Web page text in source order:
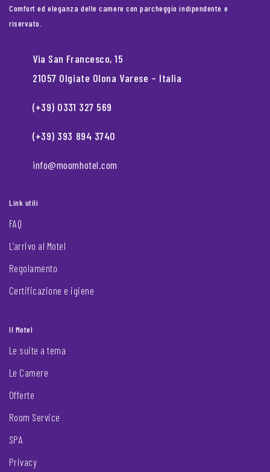
Comfort ed eleganza delle camere con parcheggio indipendente e
riservato.
Via San Francesco, 15
21057 Olgiate Olona Varese – Italia
(+39) 0331 327 569
(+39) 393 894 3740
info@moomhotel.com
Link utili
FAQ
L’arrivo al Motel
Regolamento
Certificazione e igiene
Il Motel
Le suite a tema
Le Camere
Offerte
Room Service
SPA
Privacy